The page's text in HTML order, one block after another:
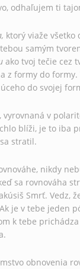
odhaľujem ti
ktorý viaže všetko
samým
ako tvoj tečie cez
z formy do formy.
do svojej
v
blíži, je to iba
stratil.
nikdy
sa rovnováha
Smrť. Vedz,
je v tebe jeden
k tebe
obnovenia